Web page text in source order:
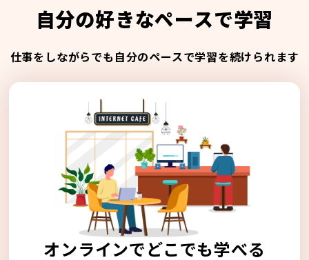
自分の好きなペースで学習
仕事をしながらでも自分のペースで学習を続けられます
オンラインでどこでも学べる